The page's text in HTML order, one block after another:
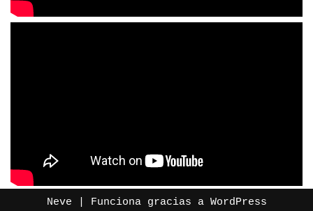
Neve | Funciona gracias a WordPress